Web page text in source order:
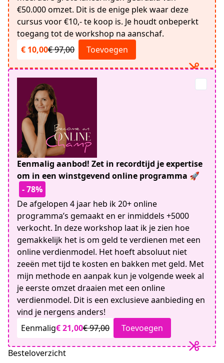
€50.000 omzet. Dit is de enige plek waar deze
cursus voor €10,- te koop is. Je houdt onbeperkt
toegang tot de workshop na aanschaf.
€ 10,00€ 97,00 Toevoegen
Eenmalig aanbod! Zet in recordtijd je expertise
om in een winstgevend online programma 🚀
- 78%
De afgelopen 4 jaar heb ik 20+ online
programma’s gemaakt en er inmiddels +5000
verkocht. In deze workshop laat ik je zien hoe
gemakkelijk het is om geld te verdienen met een
online verdienmodel. Het hoeft absoluut niet
zeeën met tijd te kosten en bakken met geld. Met
mijn methode en aanpak kun je volgende week al
je eerste omzet draaien met een online
verdienmodel. Dit is een exclusieve aanbieding en
vind je nergens anders!
Eenmalig€ 21,00€ 97,00 Toevoegen
Besteloverzicht